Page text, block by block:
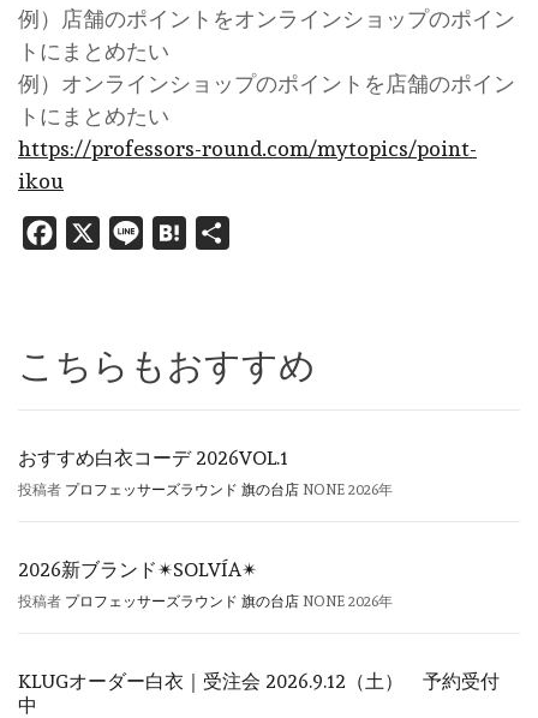
例）店舗のポイントをオンラインショップのポイン
トにまとめたい
例）オンラインショップのポイントを店舗のポイン
トにまとめたい
https://professors-round.com/mytopics/point-
ikou
Facebook
X Line Hatena
こちらもおすすめ
おすすめ白衣コーデ 2026VOL.1
投稿者 プロフェッサーズラウンド 旗の台店 NONE 2026年
2026新ブランド✴︎SOLVÍA✴︎
投稿者 プロフェッサーズラウンド 旗の台店 NONE 2026年
KLUGオーダー白衣｜受注会 2026.9.12（土） 予約受付
中